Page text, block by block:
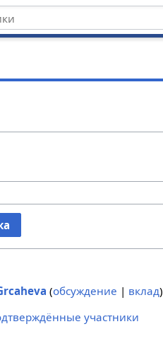
(обсуждение | вклад)
участники